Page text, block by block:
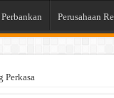
Perbankan Perusahaan
Perkasa